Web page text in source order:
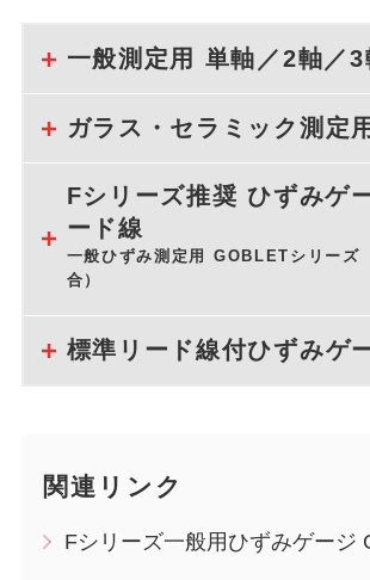
一般測定用 単軸／2軸／3
ガラス・セラミック測定用
Fシリーズ推奨 ひずみゲ
ード線
一般ひずみ測定用 GOBLETシリー
合）
標準リード線付ひずみゲ
関連リンク
Fシリーズ一般用ひずみゲージ